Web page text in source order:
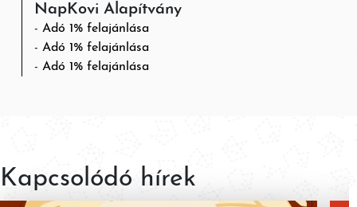
NapKovi Alapítvány
Adó 1% felajánlása
Adó 1% felajánlása
Adó 1% felajánlása
Kapcsolódó hírek